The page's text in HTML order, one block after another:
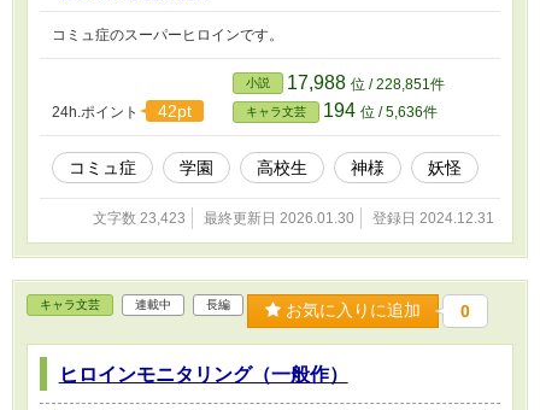
コミュ症のスーパーヒロインです。
24h.ポイント 42pt
小説 17,988 位 / 228,851件
キャラ文芸 194 位 / 5,636件
コミュ症 学園 高校生 神様 妖怪
文字数 23,423 最終更新日 2026.01.30 登録日 2024.12.31
キャラ文芸 連載中 長編 お気に入りに追加 0
ヒロインモニタリング（一般作）